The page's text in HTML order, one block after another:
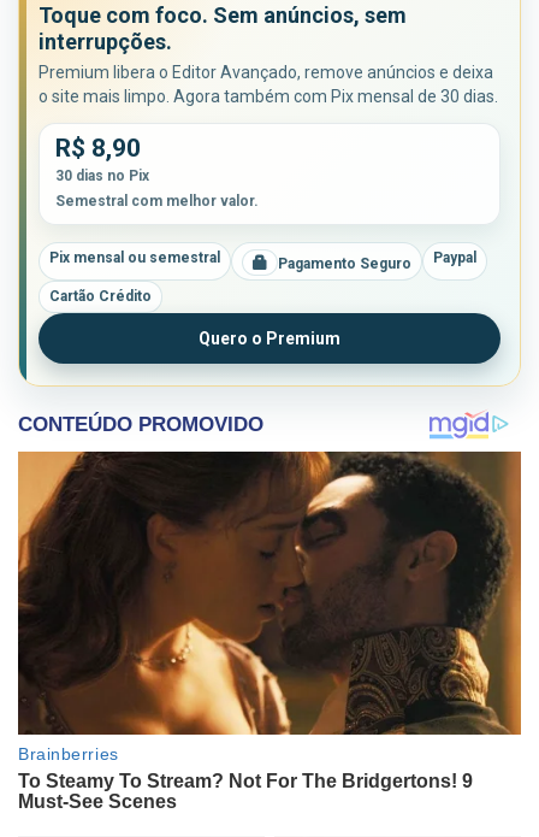
Toque com foco. Sem anúncios, sem
interrupções.
Premium libera o Editor Avançado, remove anúncios e deixa
o site mais limpo. Agora também com Pix mensal de 30 dias.
R$ 8,90
30 dias no Pix
Semestral com melhor valor.
Pix mensal ou semestral Pagamento Seguro Paypal
Cartão Crédito
Quero o Premium